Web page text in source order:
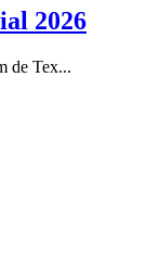
2026
de Tex...